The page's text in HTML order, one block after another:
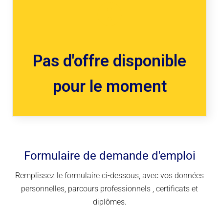
Pas d'offre disponible
pour le moment
Formulaire de demande d'emploi
Remplissez le formulaire ci-dessous, avec vos données
personnelles, parcours professionnels , certificats et
diplômes.